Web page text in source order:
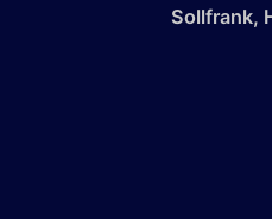
Sollfrank,